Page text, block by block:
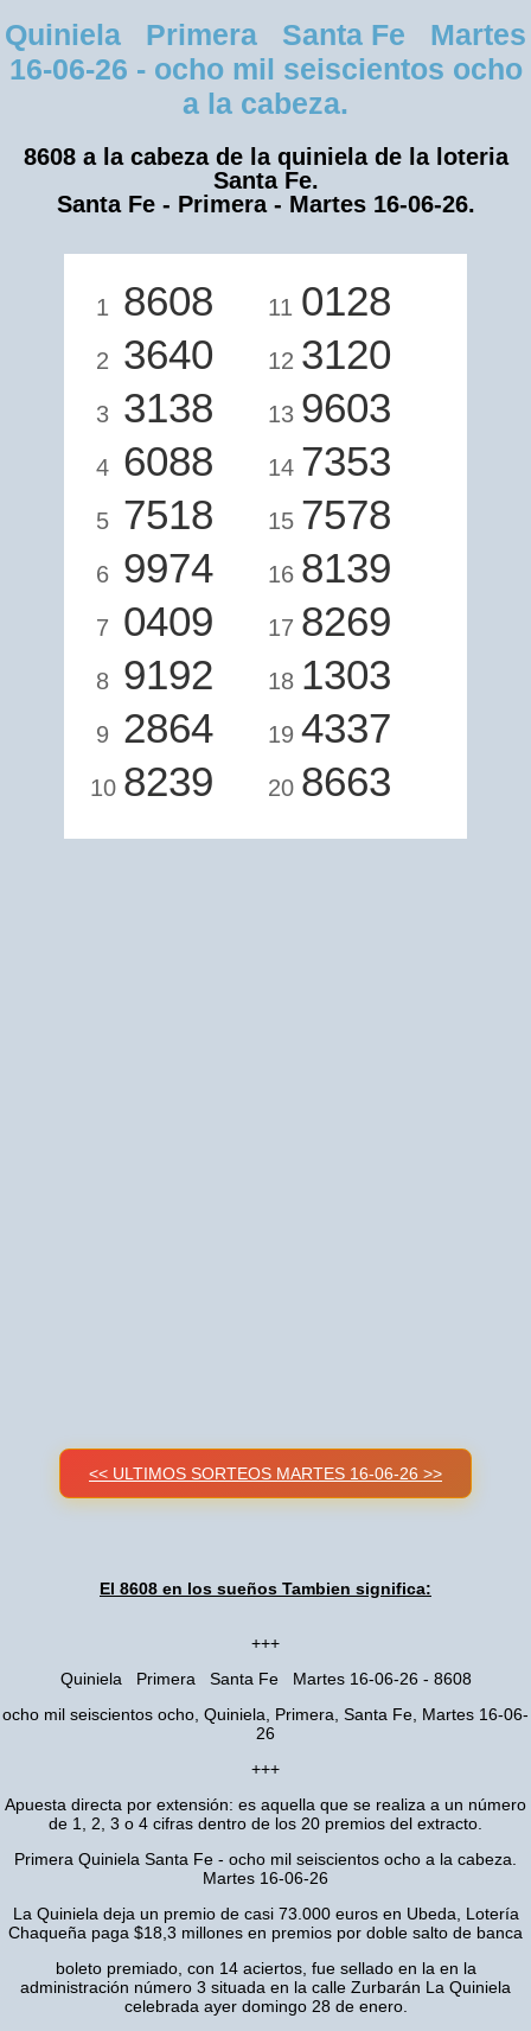
Quiniela Primera Santa Fe Martes
16-06-26 - ocho mil seiscientos ocho
a la cabeza.
8608 a la cabeza de la quiniela de la loteria
Santa Fe.
Santa Fe - Primera - Martes 16-06-26.
1 8608
2 3640
3 3138
4 6088
5 7518
6 9974
7 0409
8 9192
9 2864
10 8239
11 0128
12 3120
13 9603
14 7353
15 7578
16 8139
17 8269
18 1303
19 4337
20 8663
<< ULTIMOS SORTEOS MARTES 16-06-26 >>
El 8608 en los sueños Tambien significa:
+++
Quiniela Primera Santa Fe Martes 16-06-26 - 8608
ocho mil seiscientos ocho, Quiniela, Primera, Santa Fe, Martes 16-06-
26
+++
Apuesta directa por extensión: es aquella que se realiza a un número
de 1, 2, 3 o 4 cifras dentro de los 20 premios del extracto.
Primera Quiniela Santa Fe - ocho mil seiscientos ocho a la cabeza.
Martes 16-06-26
La Quiniela deja un premio de casi 73.000 euros en Ubeda, Lotería
Chaqueña paga $18,3 millones en premios por doble salto de banca
boleto premiado, con 14 aciertos, fue sellado en la en la
administración número 3 situada en la calle Zurbarán La Quiniela
celebrada ayer domingo 28 de enero.